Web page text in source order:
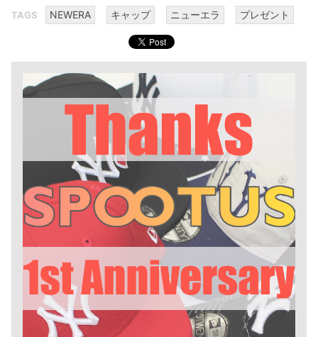
TAGS NEWERA キャップ ニューエラ プレゼント